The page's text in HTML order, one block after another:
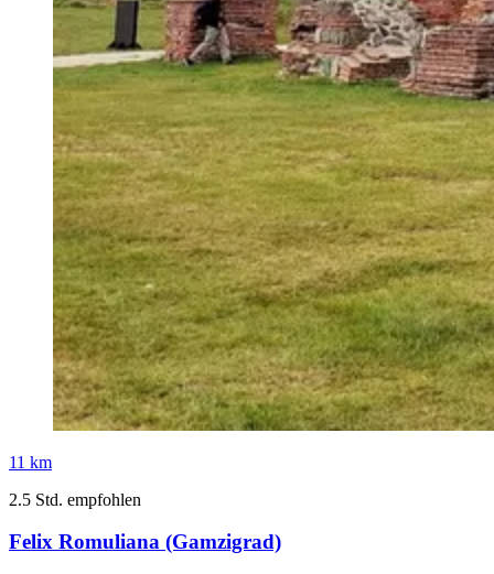
11 km
2.5 Std. empfohlen
Felix Romuliana (Gamzigrad)